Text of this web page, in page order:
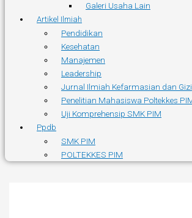
Galeri Usaha Lain
Artikel Ilmiah
Pendidikan
Kesehatan
Manajemen
Leadership
Jurnal Ilmiah Kefarmasian dan Gizi
Penelitian Mahasiswa Poltekkes
Uji Komprehensip SMK PIM
Ppdb
SMK PIM
POLTEKKES PIM